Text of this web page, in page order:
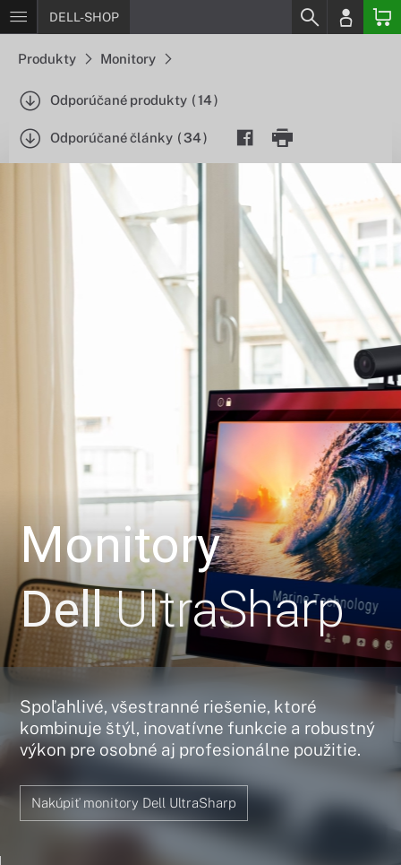
DELL-SHOP
Produkty Monitory
Odporúčané produkty (14)
Odporúčané články (34)
Monitory
DellUltraSharp
Spoľahlivé, všestranné riešenie, ktoré
kombinuje štýl, inovatívne funkcie a robustný
výkon pre osobné aj profesionálne použitie.
Nakúpiť monitory Dell UltraSharp